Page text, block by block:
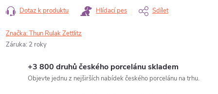
Dotaz k produktu Hlídací pes Sdílet
Značka:Thun Rulak Zettlitz
Záruka: 2 roky
+3 800 druhů českého porcelánu skladem
Objevte jednu z nejširších nabídek českého porcelánu na trhu.